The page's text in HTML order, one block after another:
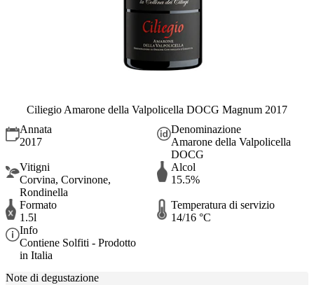
Ciliegio Amarone della Valpolicella DOCG Magnum 2017
Annata
2017
Denominazione
Amarone della Valpolicella
DOCG
Vitigni
Corvina, Corvinone,
Rondinella
Alcol
15.5%
Formato
1.5l
Temperatura di servizio
14/16 °C
Info
Contiene Solfiti - Prodotto
in Italia
Note di degustazione